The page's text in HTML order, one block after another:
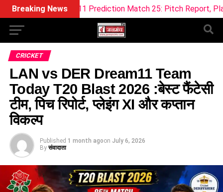
Breaking News
Prediction Match 25: Pitch Report, Playing 11 &
CRICKET
LAN vs DER Dream11 Team
Today T20 Blast 2026 :बेस्ट फैंटेसी
टीम, पिच रिपोर्ट, प्लेइंग XI और कप्तान
विकल्प
Published 1 month agoon July 6, 2026
By संवादाता